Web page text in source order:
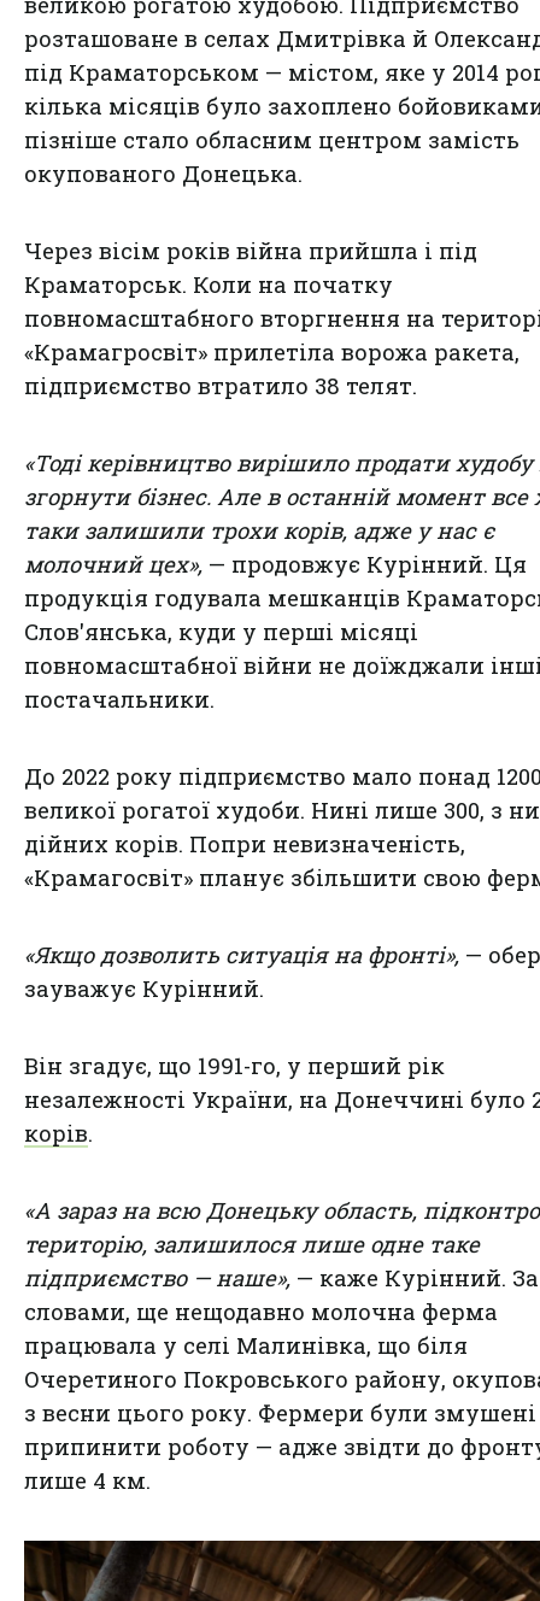
розташоване в селах Дмитрівка й
під Краматорськом — містом, яке у 2014
кілька місяців було захоплено
пізніше стало обласним центром замість
окупованого Донецька.
Через вісім років війна прийшла і під
Краматорськ. Коли на початку
повномасштабного вторгнення на
«Крамагросвіт» прилетіла ворожа ракета,
підприємство втратило 38 телят.
«Тоді керівництво вирішило продати худобу
згорнути бізнес. Але в останній момент все
таки залишили трохи корів, адже у нас є
молочний цех», — продовжує Курінний. Ця
продукція годувала мешканців
Слов'янська, куди у перші місяці
повномасштабної війни не доїжджали
постачальники.
До 2022 року підприємство мало понад
великої рогатої худоби. Нині лише 300, з
дійних корів. Попри невизначеність,
«Крамагосвіт» планує збільшити свою
«Якщо дозволить ситуація на фронті», —
зауважує Курінний.
Він згадує, що 1991-го, у перший рік
незалежності України, на Донеччині було
корів.
«А зараз на всю Донецьку область,
територію, залишилося лише одне таке
підприємство — наше», — каже Курінний.
словами, ще нещодавно молочна ферма
працювала у селі Малинівка, що біля
Очеретиного Покровського району,
з весни цього року. Фермери були змушені
припинити роботу — адже звідти до
лише 4 км.